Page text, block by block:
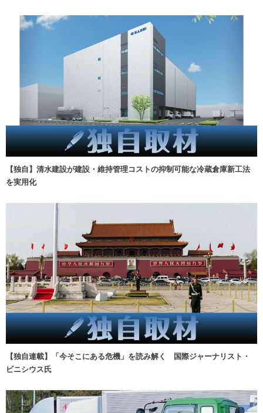
【独自】清水建設が建設・維持管理コストの抑制可能な冷蔵倉庫新工法
を実用化
【独自連載】「今そこにある危機」を読み解く 国際ジャーナリスト・
ビニシウス氏